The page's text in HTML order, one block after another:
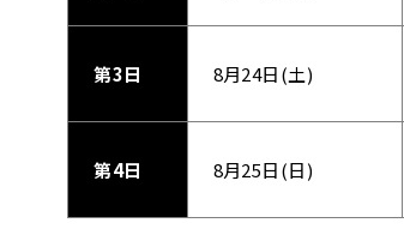
第3日 8月24日(土)
第4日 8月25日(日)